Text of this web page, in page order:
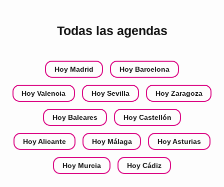
Todas las agendas
Hoy Madrid Hoy Barcelona
Hoy Valencia Hoy Sevilla Hoy Zaragoza
Hoy Baleares Hoy Castellón
Hoy Alicante Hoy Málaga Hoy Asturias
Hoy Murcia Hoy Cádiz